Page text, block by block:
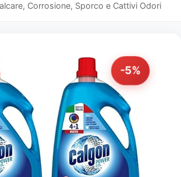
Corrosione, Sporco e Cattivi Odori
-5%